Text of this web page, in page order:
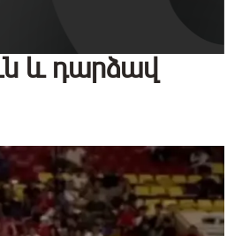
և դարձավ